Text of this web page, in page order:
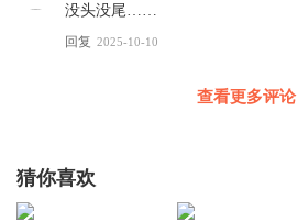
没头没尾……
回复 2025-10-10
查看更多评论
猜你喜欢